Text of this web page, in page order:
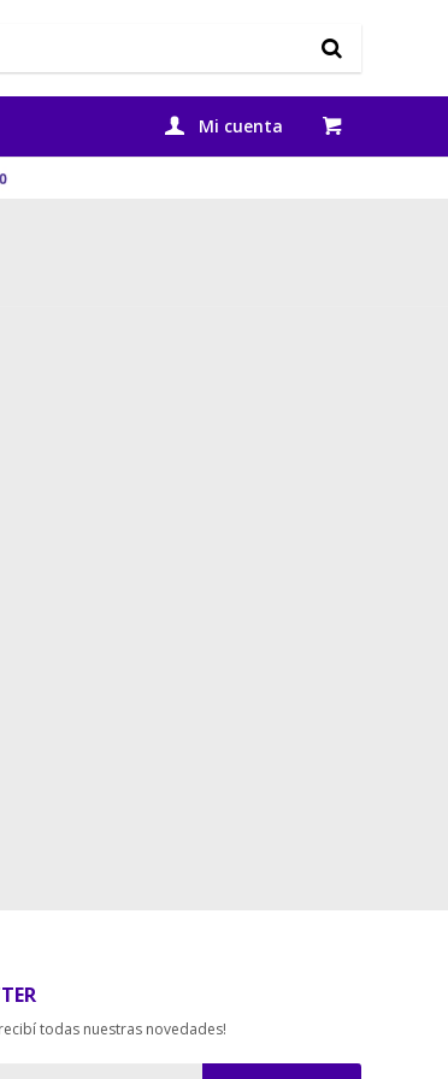
todas nuestras novedades!